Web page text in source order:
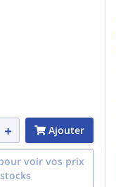
Ajouter
voir vos prix